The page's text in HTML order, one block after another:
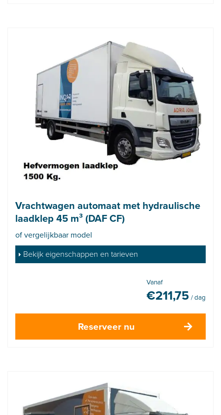
Vrachtwagen automaat met hydraulische
laadklep 45 m³ (DAF CF)
of vergelijkbaar model
Bekijk eigenschappen en tarieven
Vanaf
€211,75 / dag
Reserveer nu